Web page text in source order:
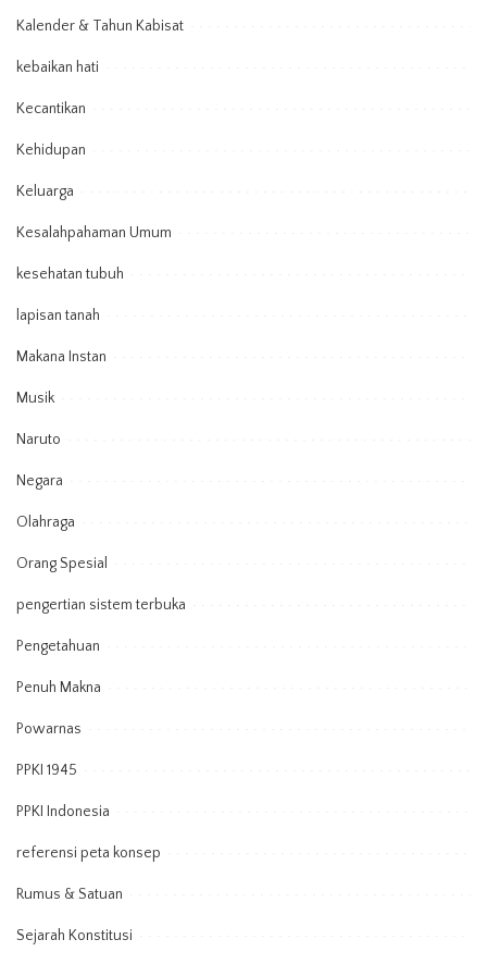
Kalender & Tahun Kabisat
kebaikan hati
Kecantikan
Kehidupan
Keluarga
Kesalahpahaman Umum
kesehatan tubuh
lapisan tanah
Makana Instan
Musik
Naruto
Negara
Olahraga
Orang Spesial
pengertian sistem terbuka
Pengetahuan
Penuh Makna
Powarnas
PPKI 1945
PPKI Indonesia
referensi peta konsep
Rumus & Satuan
Sejarah Konstitusi